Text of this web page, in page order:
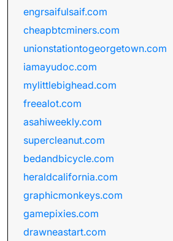
engrsaifulsaif.com
cheapbtcminers.com
unionstationtogeorgetown.com
iamayudoc.com
mylittlebighead.com
freealot.com
asahiweekly.com
supercleanut.com
bedandbicycle.com
heraldcalifornia.com
graphicmonkeys.com
gamepixies.com
drawneastart.com